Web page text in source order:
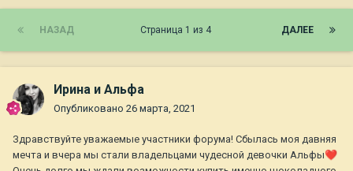
НАЗАД ДАЛЕЕ
Страница 1 из 4
Ирина и Альфа
Опубликовано 26 марта, 2021
Здравствуйте уважаемые участники форума! Сбылась моя давняя
мечта и вчера мы стали владельцами чудесной девочки Альфы❤️